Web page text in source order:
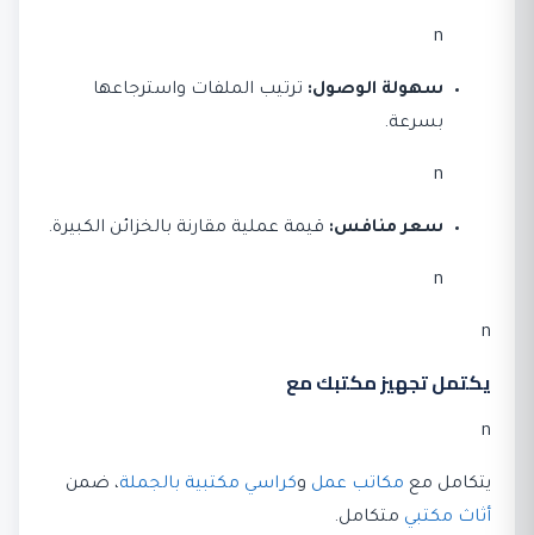
n
سهولة الوصول: ترتيب الملفات واسترجاعها
بسرعة.
n
سعر منافس: قيمة عملية مقارنة بالخزائن الكبيرة.
n
n
يكتمل تجهيز مكتبك مع
n
يتكامل مع مكاتب عمل وكراسي مكتبية بالجملة، ضمن
أثاث مكتبي متكامل.